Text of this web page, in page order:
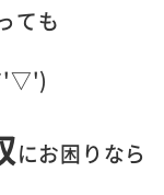
ても
にお困りなら